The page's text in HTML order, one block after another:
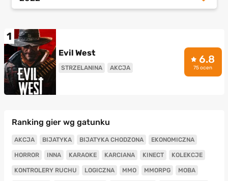
1
Evil West
STRZELANINA AKCJA
6.8
75 ocen
Ranking gier wg gatunku
AKCJA BIJATYKA BIJATYKA CHODZONA EKONOMICZNA
HORROR INNA KARAOKE KARCIANA KINECT KOLEKCJE
KONTROLERY RUCHU LOGICZNA MMO MMORPG MOBA